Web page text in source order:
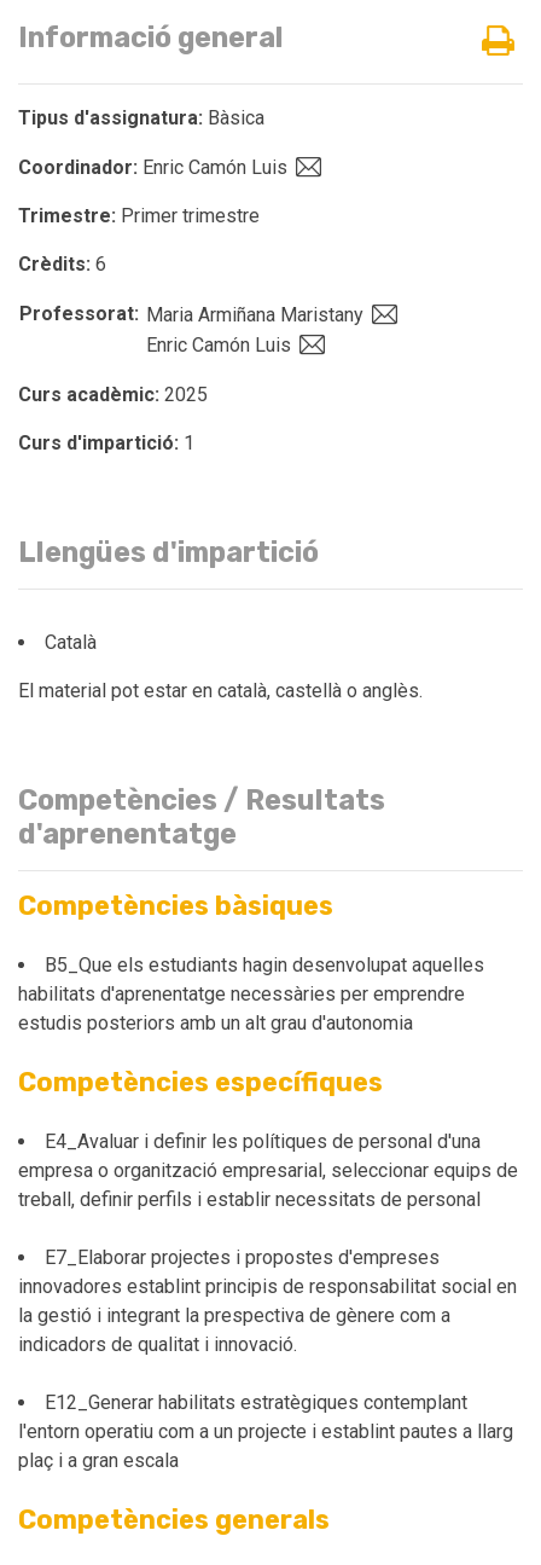
Informació general
Tipus d'assignatura: Bàsica
Coordinador: Enric Camón Luis
Trimestre: Primer trimestre
Crèdits: 6
Professorat: Maria Armiñana Maristany
Enric Camón Luis
Curs acadèmic: 2025
Curs d'impartició: 1
Llengües d'impartició
Català
El material pot estar en català, castellà o anglès.
Competències / Resultats
d'aprenentatge
Competències bàsiques
B5_Que els estudiants hagin desenvolupat aquelles
habilitats d'aprenentatge necessàries per emprendre
estudis posteriors amb un alt grau d'autonomia
Competències específiques
E4_Avaluar i definir les polítiques de personal d'una
empresa o organització empresarial, seleccionar equips de
treball, definir perfils i establir necessitats de personal
E7_Elaborar projectes i propostes d'empreses
innovadores establint principis de responsabilitat social en
la gestió i integrant la prespectiva de gènere com a
indicadors de qualitat i innovació.
E12_Generar habilitats estratègiques contemplant
l'entorn operatiu com a un projecte i establint pautes a llarg
plaç i a gran escala
Competències generals